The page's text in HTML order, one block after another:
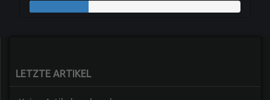
LETZTE ARTIKEL